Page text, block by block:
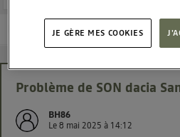
Les questions de la communauté
Problème de SON dacia
BH86
Le8 mai 2025 à 14:12
cette notice de
navigation sur
nos site(s)
chaque
La technologie Utiq a été
de vos données personnelles
JE GÈRE MES COOKIES